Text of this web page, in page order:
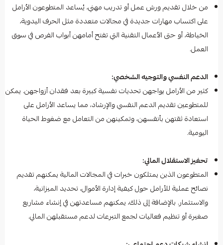
من خلال تقديم ورش عمل أو تدريب مهني، يُساعد المتطوعون الأرامل
على اكتساب مهارات جديدة في مجالات متعددة مثل الحرف اليدوية،
الخياطة، أو حتى الأعمال التقنية التي تفتح أمامهن أبواب الفرص في سوق
العمل.
الدعم النفسي والتوجيه الشخصي:
كثير من الأرامل يواجهن تحديات نفسية كبيرة بعد فقدان أزواجهن. يمكن
للمتطوعين تقديم الدعم النفسي والإرشاد، مما يساعد الأرامل على
استعادة ثقتهن بأنفسهن، وتمكينهن من التعامل مع ضغوط الحياة
اليومية.
تحفيز الاستقلال المالي:
المتطوعون الذين يمتلكون خبرات في المجالات المالية يمكنهم تقديم
نصائح عملية للأرامل حول كيفية إدارة الأموال، تحديد الميزانية،
والاستثمار. بالإضافة إلى ذلك، يمكنهم مساعدتهن في إنشاء مشاريع
صغيرة أو تنظيم فعاليات لجمع التبرعات لدعم مستقبلهن المالي.